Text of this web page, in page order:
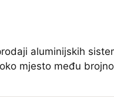
aluminijskih
mjesto među